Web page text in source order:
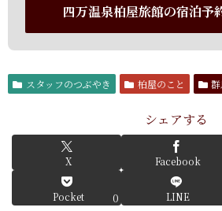
四万温泉柏屋旅館の宿泊予
スタッフのつぶやき 柏屋のこと
シェアする
X Facebook
Pocket 0 LINE